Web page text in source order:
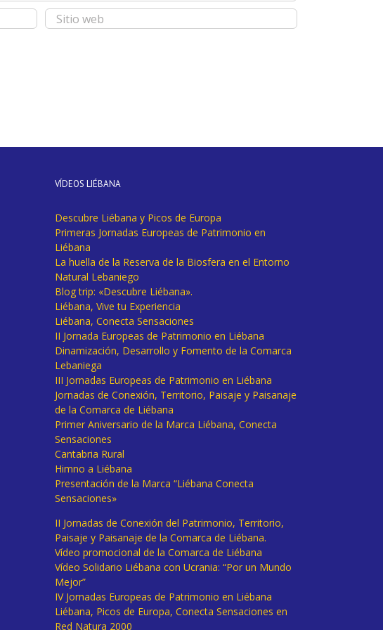
VÍDEOS LIÉBANA
Descubre Liébana y Picos de Europa
Primeras Jornadas Europeas de Patrimonio en
Liébana
La huella de la Reserva de la Biosfera en el Entorno
Natural Lebaniego
Blog trip: «Descubre Liébana».
Liébana, Vive tu Experiencia
Liébana, Conecta Sensaciones
II Jornada Europeas de Patrimonio en Liébana
Dinamización, Desarrollo y Fomento de la Comarca
Lebaniega
III Jornadas Europeas de Patrimonio en Liébana
Jornadas de Conexión, Territorio, Paisaje y Paisanaje
de la Comarca de Liébana
Primer Aniversario de la Marca Liébana, Conecta
Sensaciones
Cantabria Rural
Himno a Liébana
Presentación de la Marca “Liébana Conecta
Sensaciones»
II Jornadas de Conexión del Patrimonio, Territorio,
Paisaje y Paisanaje de la Comarca de Liébana.
Vídeo promocional de la Comarca de Liébana
Vídeo Solidario Liébana con Ucrania: “Por un Mundo
Mejor”
IV Jornadas Europeas de Patrimonio en Liébana
Liébana, Picos de Europa, Conecta Sensaciones en
Red Natura 2000